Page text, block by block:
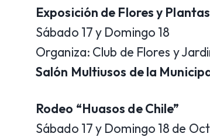
Exposición de Flores y
Sábado 17 y Domingo 18
Organiza: Club de Flores y
Salón Multiusos de la
Rodeo “Huasos de Chile”
Sábado 17 y Domingo 18 de